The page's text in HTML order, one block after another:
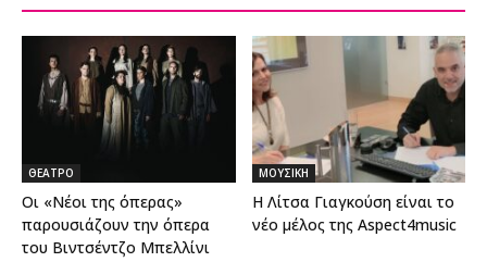
ΘΕΑΤΡΟ
Οι «Νέοι της όπερας»
παρουσιάζουν την όπερα
του Βιντσέντζο Μπελλίνι
ΜΟΥΣΙΚΗ
Η Λίτσα Γιαγκούση είναι το
νέο μέλος της Aspect4music